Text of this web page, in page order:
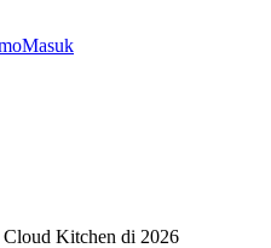
Masuk
Kitchen di 2026